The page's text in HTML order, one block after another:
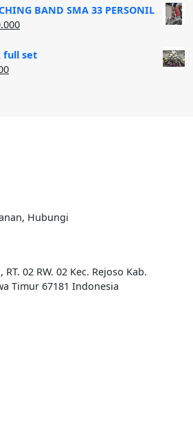
ini
adalah:
BAND SMA 33 PERSONIL
Harga
ini
full set
Harga
Hubungi
02 RW. 02 Kec. Rejoso Kab.
Timur 67181 Indonesia